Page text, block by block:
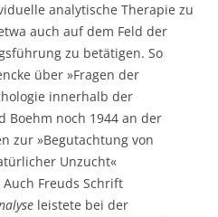
analytische Therapie zu
auch auf dem Feld der
zu betätigen. So
über »Fragen der
innerhalb der
Boehm noch 1944 an der
zur »Begutachtung von
Unzucht«
Freuds Schrift
leistete bei der